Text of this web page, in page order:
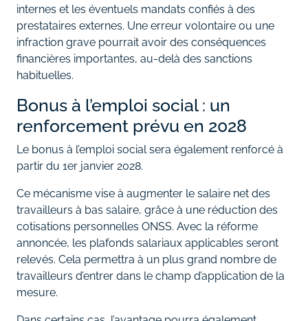
internes et les éventuels mandats confiés à des
prestataires externes. Une erreur volontaire ou une
infraction grave pourrait avoir des conséquences
financières importantes, au-delà des sanctions
habituelles.
Bonus à l’emploi social : un
renforcement prévu en 2028
Le bonus à l’emploi social sera également renforcé à
partir du 1er janvier 2028.
Ce mécanisme vise à augmenter le salaire net des
travailleurs à bas salaire, grâce à une réduction des
cotisations personnelles ONSS. Avec la réforme
annoncée, les plafonds salariaux applicables seront
relevés. Cela permettra à un plus grand nombre de
travailleurs d’entrer dans le champ d’application de la
mesure.